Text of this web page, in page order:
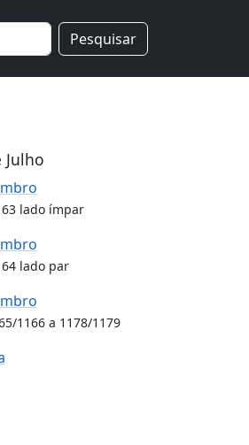
Pesquisar
Julho
lado ímpar
lado par
1166 a 1178/1179